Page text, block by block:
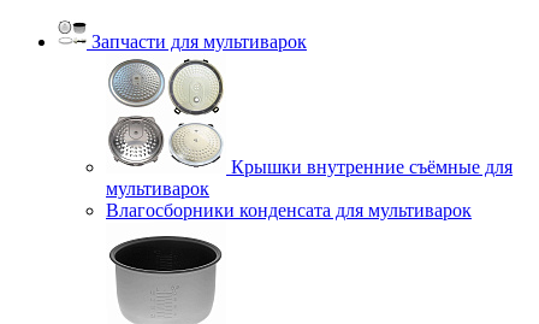
Запчасти для мультиварок
Крышки внутренние съёмные для
мультиварок
Влагосборники конденсата для мультиварок